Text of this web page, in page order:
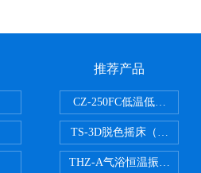
推荐产品
CZ-250FC低温低湿种子储
TS-3D脱色摇床（三维运动
THZ-A气浴恒温振荡器